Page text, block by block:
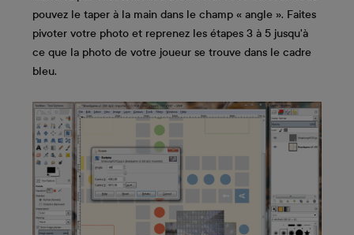
pouvez le taper à la main dans le champ « angle ». Faites
pivoter votre photo et reprenez les étapes 3 à 5 jusqu'à
ce que la photo de votre joueur se trouve dans le cadre
bleu.